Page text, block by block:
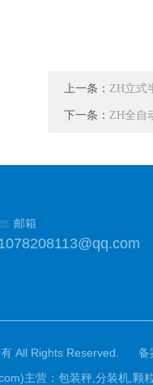
上一条： ZH立式
下一条： ZH全自
邮箱
All Rights Reserved.
备
主营： 包装秤,分装机,颗